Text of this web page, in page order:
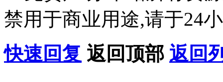
禁用于商业用途,请于24
快速回复 返回顶部 返回